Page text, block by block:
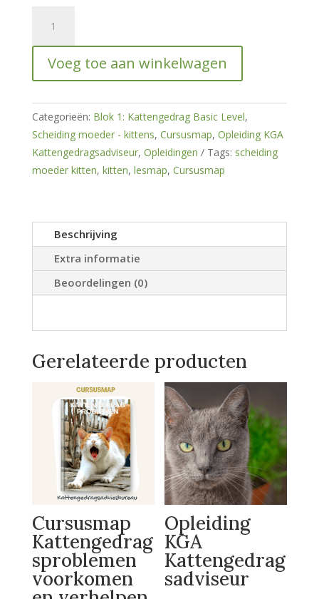
Scheiding
moeder-
kittens
hoeveelheid
Voeg toe aan winkelwagen
Categorieën: Blok 1: Kattengedrag Basic Level,
Scheiding moeder - kittens, Cursusmap, Opleiding KGA
Kattengedragsadviseur, Opleidingen Tags: scheiding
moeder kitten, kitten, lesmap, Cursusmap
Beschrijving
Extra informatie
Beoordelingen (0)
Gerelateerde producten
Cursusmap
Kattengedrag
sproblemen
voorkomen
Opleiding
KGA
Kattengedrag
sadviseur